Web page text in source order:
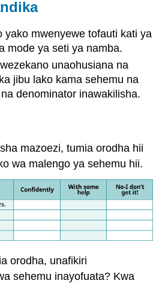
yako mwenyewe tofauti kati ya
mode ya seti ya namba.
unaohusiana na
jibu lako kama sehemu na
denominator inawakilisha.
mazoezi, tumia orodha hii
wa malengo ya sehemu hii.
orodha, unafikiri
sehemu inayofuata? Kwa